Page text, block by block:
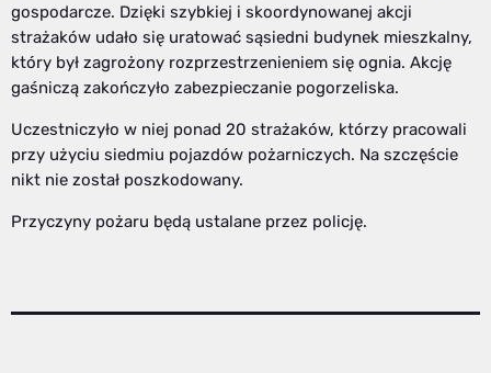
gospodarcze. Dzięki szybkiej i skoordynowanej akcji
strażaków udało się uratować sąsiedni budynek mieszkalny,
który był zagrożony rozprzestrzenieniem się ognia. Akcję
gaśniczą zakończyło zabezpieczanie pogorzeliska.
Uczestniczyło w niej ponad 20 strażaków, którzy pracowali
przy użyciu siedmiu pojazdów pożarniczych. Na szczęście
nikt nie został poszkodowany.
Przyczyny pożaru będą ustalane przez policję.